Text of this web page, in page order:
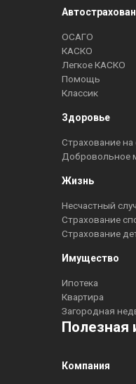
ОСАГО
КАСКО
Легкое КАСКО
Помощь
Классик
Здоровье
Страхование на
Добровольное
Жизнь
Несчастный
Страхование
Страхование
Имущество
Ипотека
Квартира
Загородная
Полезная
Компания